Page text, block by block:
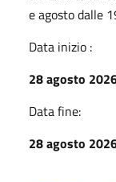
e agosto dalle
Data inizio :
28 agosto
Data fine:
28 agosto